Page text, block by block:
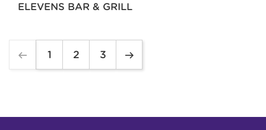
ELEVENS BAR & GRILL
1 2 3